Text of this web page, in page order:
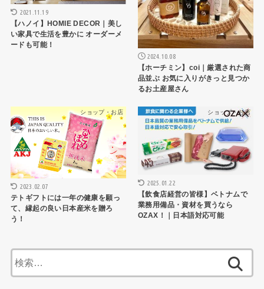
2021.11.19
【ハノイ】HOMIE DECOR｜美し
い家具で生活を豊かに オーダーメ
ードも可能！
2024.10.08
【ホーチミン】coi｜厳選された商
品並ぶ お気に入りがきっと見つか
るお土産屋さん
ショップ・お店
2023.02.07
テトギフトには一年の健康を願っ
て、縁起の良い日本産米を贈ろ
う！
ショップ・お店
2025.01.22
【飲食店経営の皆様】ベトナムで
業務用備品・資材を買うなら
OZAX！｜日本語対応可能
索: